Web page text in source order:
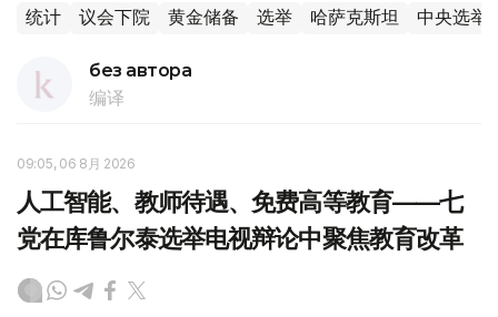
统计 议会下院 黄金储备 选举 哈萨克斯坦 中央选举
без автора
编译
09:05, 06 8月 2026
人工智能、教师待遇、免费高等教育——七
党在库鲁尔泰选举电视辩论中聚焦教育改革